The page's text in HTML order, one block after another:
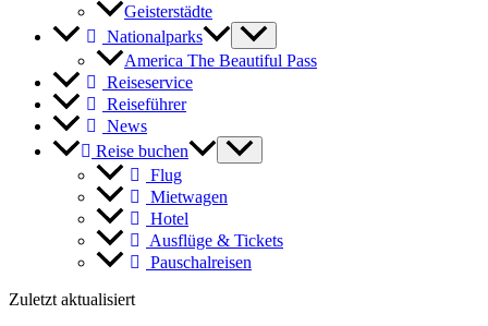
Geisterstädte
Nationalparks
America The Beautiful Pass
Reiseservice
Reiseführer
News
Reise buchen
Flug
Mietwagen
Hotel
Ausflüge & Tickets
Pauschalreisen
Zuletzt aktualisiert